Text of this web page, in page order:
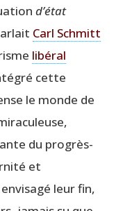
d’état
Carl Schmitt
libé­ral
cette
le monde de
du pro­grès-
et
leur fin,